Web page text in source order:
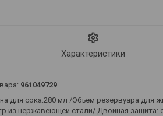
Характеристики
961049729
сока:280 мл /Объем резервуара для
нержавеющей стали/ Двойная защита: